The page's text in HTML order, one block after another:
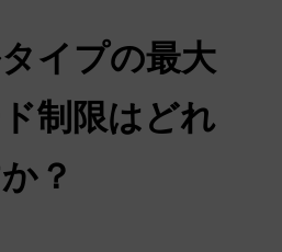
イプの最大
制限はどれ
？